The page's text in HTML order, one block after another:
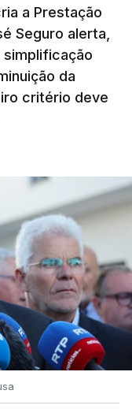
a Prestação
Seguro alerta,
da
critério deve